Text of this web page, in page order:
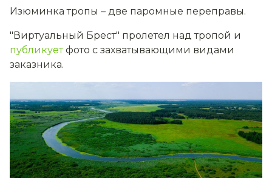
Изюминка тропы – две паромные переправы.
"Виртуальный Брест" пролетел над тропой и
публикуетфото с захватывающими видами
заказника.